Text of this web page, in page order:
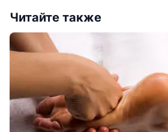
Читайте также